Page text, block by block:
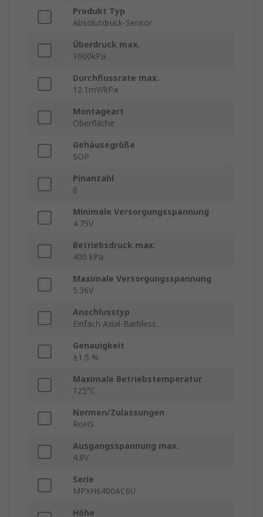
Produkt Typ
Absolutdruck-Sensor
Überdruck max.
1600kPa
Durchflussrate max.
12.1mV/kPa
Montageart
Oberfläche
Gehäusegröße
SOP
Pinanzahl
8
Minimale Versorgungsspannung
4.75V
Betriebsdruck max.
400 kPa
Maximale Versorgungsspannung
5.36V
Anschlusstyp
Einfach Axial-Barbless
Genauigkeit
±1.5 %
Maximale Betriebstemperatur
125°C
Normen/Zulassungen
RoHS
Ausgangsspannung max.
4.8V
Serie
MPXH6400AC6U
Höhe